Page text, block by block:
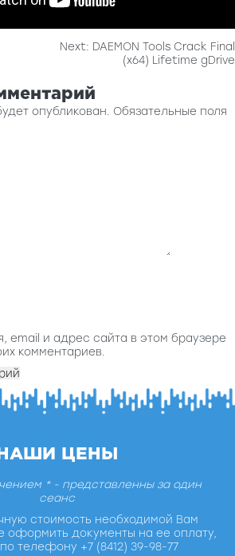
Next: DAEMON Tools Crack Final
(x64) Lifetime gDrive
опубликован.
Обязательные поля
email и адрес сайта в этом браузере
комментариев.
ЦЕНЫ
* - представленны за один
сеанс
стоимость необходимой Вам
оформить документы на ее оплату,
телефону +7 (8412) 39-98-77